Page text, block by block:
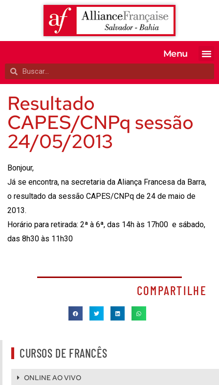
Menu
Resultado
CAPES/CNPq sessão
24/05/2013
Bonjour,
Já se encontra, na secretaria da Aliança Francesa da Barra,
o resultado da sessão CAPES/CNPq de 24 de maio de
2013.
Horário para retirada: 2ª à 6ª, das 14h às 17h00 e sábado,
das 8h30 às 11h30
COMPARTILHE
CURSOS DE FRANCÊS
ONLINE AO VIVO